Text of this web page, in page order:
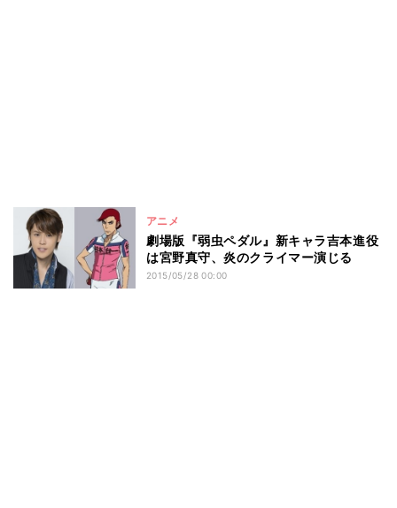
アニメ
劇場版『弱虫ペダル』新キャラ吉本進役
は宮野真守、炎のクライマー演じる
2015/05/28 00:00